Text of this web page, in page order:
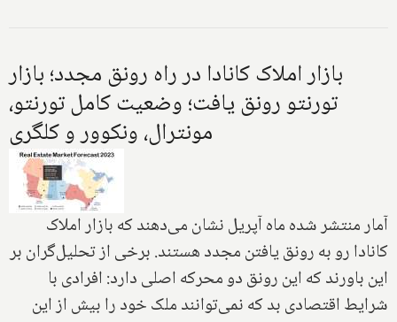
بازار املاک کانادا در راه رونق مجدد؛ بازار
تورنتو رونق یافت؛ وضعیت کامل تورنتو،
مونترال، ونکوور و کلگری
آمار منتشر شده ماه آپریل نشان می‌دهند که بازار املاک
کانادا رو به رونق یافتن مجدد هستند. برخی از تحلیل‌گران بر
این باورند که این رونق دو محرکه اصلی دارد: افرادی با
شرایط اقتصادی بد که نمی‌توانند ملک خود را بیش از این